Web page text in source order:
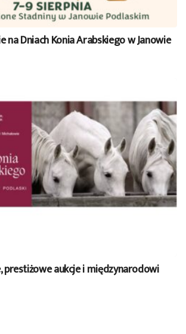
na Dniach Konia Arabskiego w Janowie
prestiżowe aukcje i międzynarodowi